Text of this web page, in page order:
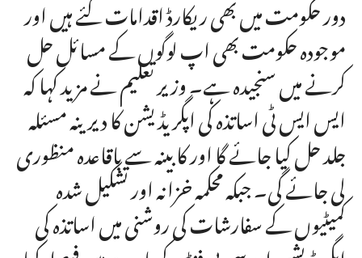
دور حکومت میں بھی ریکارڈ اقدامات کئے ہیں اور
موجودہ حکومت بھی اپ لوگوں کے مسائل حل
کرنے میں سنجیدہ ہے۔ وزیر تعلیم نے مزید کہا کہ
ایس ایس ٹی اساتذہ کی اپگریڈیشن کا دیرینہ مسئلہ
جلد حل کیا جائے گا اور کابینہ سے باقاعدہ منظوری
لی جائے گی۔ جبکہ محکمہ خزانہ اور تشکیل شدہ
کمیٹیوں کے سفارشات کی روشنی میں اساتذہ کی